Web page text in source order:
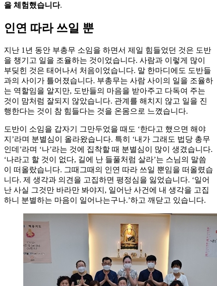
을 체험했습니다.
인연 따라 쓰일 뿐
지난 1년 동안 부총무 소임을 하면서 제일 힘들었던 것은 도반
을 챙기고 일을 조율하는 것이었습니다. 사람과 이렇게 많이
부딪힌 것은 태어나서 처음이었습니다. 말 한마디에도 도반들
과의 사이가 틀어졌습니다. 부총무는 사람 사이의 일을 조율하
는 역할임을 알지만, 도반들의 마음을 받아주고 다독여 주는
것이 맘처럼 잘되지 않았습니다. 관계를 해치지 않고 일을 진
행한다는 것이 참 힘들다는 것을 온몸으로 느꼈습니다.
도반이 소임을 갑자기 그만두었을 때도 ‘한다고 했으면 해야
지’라며 분별심이 올라왔습니다. 특히 ‘내가 그래도 법당 총무
인데’라며 ‘나’라는 것에 집착할 때 분별심이 많이 생겼습니다.
‘나라고 할 것이 없다, 길에 난 들풀처럼 살라’는 스님의 말씀
이 떠올랐습니다. 그때그때의 인연 따라 쓰일 뿐임을 떠올렸습
니다. 제 생각과 의견을 고집하면 평정심을 잃었습니다. ‘일어
난 사실 그것만 바라만 봐야지, 일어난 사건에 내 생각을 고집
하니 분별하는 마음이 일어나는구나.’하고 깨닫고 있습니다.